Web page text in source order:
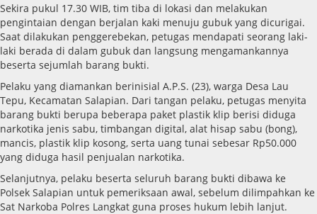
Sekira pukul 17.30 WIB, tim tiba di lokasi dan melakukan
pengintaian dengan berjalan kaki menuju gubuk yang dicurigai.
Saat dilakukan penggerebekan, petugas mendapati seorang laki-
laki berada di dalam gubuk dan langsung mengamankannya
beserta sejumlah barang bukti.
Pelaku yang diamankan berinisial A.P.S. (23), warga Desa Lau
Tepu, Kecamatan Salapian. Dari tangan pelaku, petugas menyita
barang bukti berupa beberapa paket plastik klip berisi diduga
narkotika jenis sabu, timbangan digital, alat hisap sabu (bong),
mancis, plastik klip kosong, serta uang tunai sebesar Rp50.000
yang diduga hasil penjualan narkotika.
Selanjutnya, pelaku beserta seluruh barang bukti dibawa ke
Polsek Salapian untuk pemeriksaan awal, sebelum dilimpahkan ke
Sat Narkoba Polres Langkat guna proses hukum lebih lanjut.